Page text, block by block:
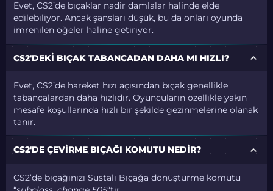
Evet, CS2’de bıçaklar nadir damlalar halinde elde
edilebiliyor. Ancak şansları düşük, bu da onları oyunda
imrenilen öğeler haline getiriyor.
CS2'DEKI BIÇAK TABANCADAN DAHA MI HIZLI?
Evet, CS2’de hareket hızı açısından bıçak genellikle
tabancalardan daha hızlıdır. Oyuncuların özellikle yakın
mesafe koşullarında hızlı bir şekilde gezinmelerine olanak
tanır.
CS2'DE ÇEVIRME BIÇAĞI KOMUTU NEDIR?
CS2’de bıçağınızı Sustalı Bıçağa dönüştürme komutu